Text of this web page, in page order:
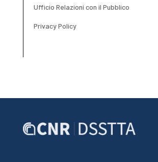
Ufficio Relazioni con il Pubblico
Privacy Policy